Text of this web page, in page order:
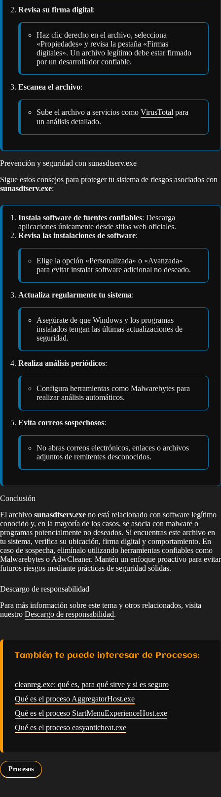
Revisa su firma digital:
Haz clic derecho en el archivo, selecciona
«Propiedades» y revisa la pestaña «Firmas
digitales». Un archivo legítimo debe estar firmado
por un desarrollador confiable.
Escanea el archivo:
Sube el archivo a servicios como VirusTotal para
un análisis detallado.
Prevención y seguridad con sunasdtserv.exe
Sigue estos consejos para proteger tu sistema de riesgos asociados con
sunasdtserv.exe:
Instala software de fuentes confiables: Descarga
aplicaciones únicamente desde sitios web oficiales.
Revisa las instalaciones de software:
Elige la opción «Personalizada» o «Avanzada»
para evitar instalar software adicional no deseado.
Actualiza regularmente tu sistema:
Asegúrate de que Windows y los programas
instalados tengan las últimas actualizaciones de
seguridad.
Realiza análisis periódicos:
Configura herramientas como Malwarebytes para
realizar análisis automáticos.
Evita correos sospechosos:
No abras correos electrónicos, enlaces o archivos
adjuntos de remitentes desconocidos.
Conclusión
El archivo sunasdtserv.exe no está relacionado con software legítimo
conocido y, en la mayoría de los casos, se asocia con malware o
programas potencialmente no deseados. Si encuentras este archivo en
tu sistema, verifica su ubicación, firma digital y comportamiento. En
caso de sospecha, elimínalo utilizando herramientas confiables como
Malwarebytes o AdwCleaner. Mantén un enfoque proactivo para evitar
futuros riesgos mediante prácticas de seguridad sólidas.
Descargo de responsabilidad
Para más información sobre este tema y otros relacionados, visita
nuestro Descargo de responsabilidad.
También te puede interesar de Procesos:
cleanreg.exe: qué es, para qué sirve y si es seguro
Qué es el proceso AggregatorHost.exe
Qué es el proceso StartMenuExperienceHost.exe
Qué es el proceso easyanticheat.exe
Procesos